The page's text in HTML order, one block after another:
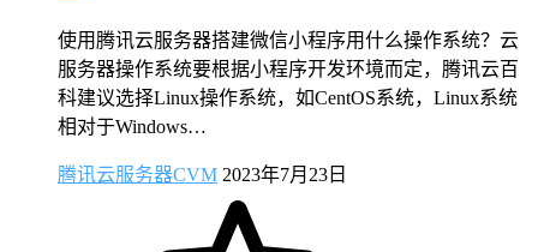
使用腾讯云服务器搭建微信小程序用什么操作系统？云
服务器操作系统要根据小程序开发环境而定，腾讯云百
科建议选择Linux操作系统，如CentOS系统，Linux系统
相对于Windows…
腾讯云服务器CVM 2023年7月23日